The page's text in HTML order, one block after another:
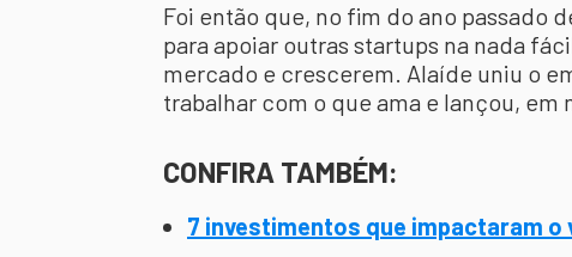
Foi então que, no fim do ano passado
para apoiar outras startups na nada
mercado e crescerem. Alaíde uniu o
trabalhar com o que ama e lançou, em
CONFIRA TAMBÉM:
7 investimentos que impactaram o